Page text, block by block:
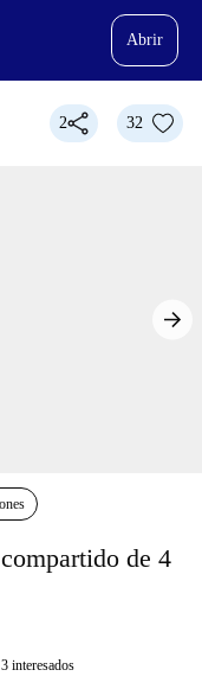
Abrir
2 32
de 4
3 interesados